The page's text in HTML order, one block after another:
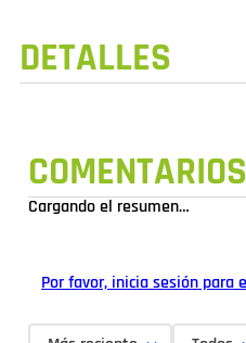
DETALLES
COMENTARIOS
Cargando el resumen…
Por favor, inicia sesión para